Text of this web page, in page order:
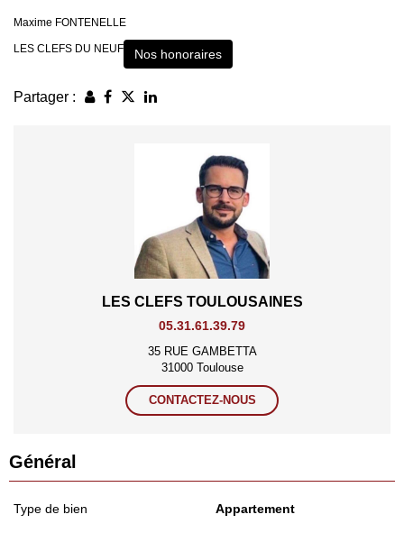
Maxime FONTENELLE
LES CLEFS DU NEUF Nos honoraires
Partager :
LES CLEFS TOULOUSAINES
05.31.61.39.79
35 RUE GAMBETTA
31000 Toulouse
CONTACTEZ-NOUS
Général
Type de bien Appartement